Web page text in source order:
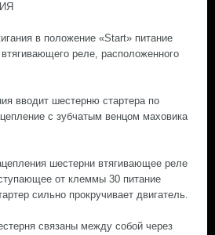
в положение «Start» питание
реле, расположенного
вводит шестерню стартера по
с зубчатым венцом маховика
шестерни втягивающее реле
от клеммы 30 питание
сильно прокручивает двигатель.
связаны между собой через